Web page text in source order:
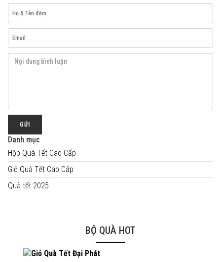
GỬI
Danh mục
Hộp Quà Tết Cao Cấp
Giỏ Quà Tết Cao Cấp
Quà tết 2025
BỘ QUÀ HOT